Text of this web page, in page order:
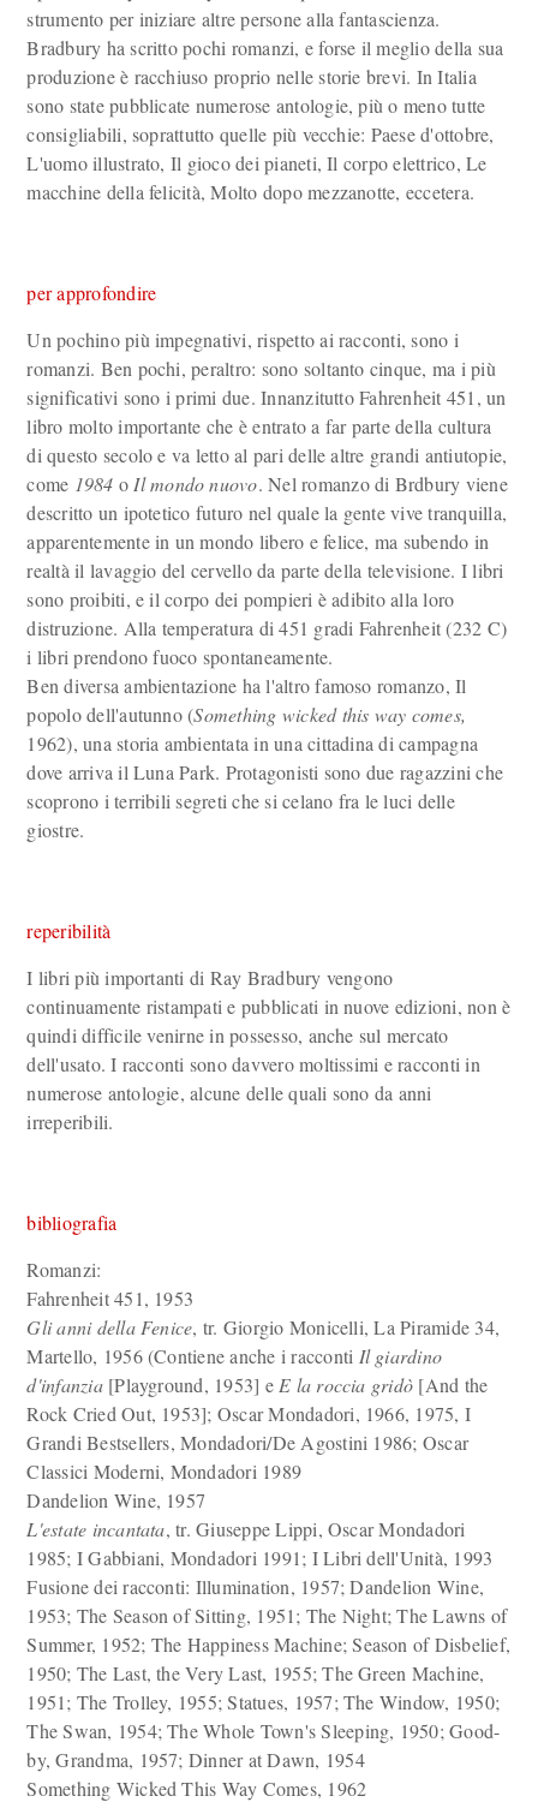
strumento per iniziare altre persone alla fantascienza.
Bradbury ha scritto pochi romanzi, e forse il meglio della sua
produzione è racchiuso proprio nelle storie brevi. In Italia
sono state pubblicate numerose antologie, più o meno tutte
consigliabili, soprattutto quelle più vecchie: Paese d'ottobre,
L'uomo illustrato, Il gioco dei pianeti, Il corpo elettrico, Le
macchine della felicità, Molto dopo mezzanotte, eccetera.
per approfondire
Un pochino più impegnativi, rispetto ai racconti, sono i
romanzi. Ben pochi, peraltro: sono soltanto cinque, ma i più
significativi sono i primi due. Innanzitutto Fahrenheit 451, un
libro molto importante che è entrato a far parte della cultura
di questo secolo e va letto al pari delle altre grandi antiutopie,
come 1984 o Il mondo nuovo. Nel romanzo di Brdbury viene
descritto un ipotetico futuro nel quale la gente vive tranquilla,
apparentemente in un mondo libero e felice, ma subendo in
realtà il lavaggio del cervello da parte della televisione. I libri
sono proibiti, e il corpo dei pompieri è adibito alla loro
distruzione. Alla temperatura di 451 gradi Fahrenheit (232 C)
i libri prendono fuoco spontaneamente.
Ben diversa ambientazione ha l'altro famoso romanzo, Il
popolo dell'autunno (Something wicked this way comes,
1962), una storia ambientata in una cittadina di campagna
dove arriva il Luna Park. Protagonisti sono due ragazzini che
scoprono i terribili segreti che si celano fra le luci delle
giostre.
reperibilità
I libri più importanti di Ray Bradbury vengono
continuamente ristampati e pubblicati in nuove edizioni, non è
quindi difficile venirne in possesso, anche sul mercato
dell'usato. I racconti sono davvero moltissimi e racconti in
numerose antologie, alcune delle quali sono da anni
irreperibili.
bibliografia
Romanzi:
Fahrenheit 451, 1953
Gli anni della Fenice, tr. Giorgio Monicelli, La Piramide 34,
Martello, 1956 (Contiene anche i racconti Il giardino
d'infanzia[Playground, 1953] e E la roccia gridò [And the
Rock Cried Out, 1953]; Oscar Mondadori, 1966, 1975, I
Grandi Bestsellers, Mondadori/De Agostini 1986; Oscar
Classici Moderni, Mondadori 1989
Dandelion Wine, 1957
L'estate incantata, tr. Giuseppe Lippi, Oscar Mondadori
1985; I Gabbiani, Mondadori 1991; I Libri dell'Unità, 1993
Fusione dei racconti: Illumination, 1957; Dandelion Wine,
1953; The Season of Sitting, 1951; The Night; The Lawns of
Summer, 1952; The Happiness Machine; Season of Disbelief,
1950; The Last, the Very Last, 1955; The Green Machine,
1951; The Trolley, 1955; Statues, 1957; The Window, 1950;
The Swan, 1954; The Whole Town's Sleeping, 1950; Good-
by, Grandma, 1957; Dinner at Dawn, 1954
Something Wicked This Way Comes, 1962